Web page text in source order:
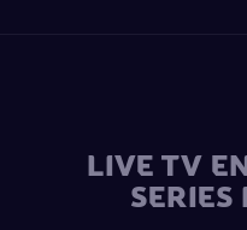
LIVE TV
SERIES